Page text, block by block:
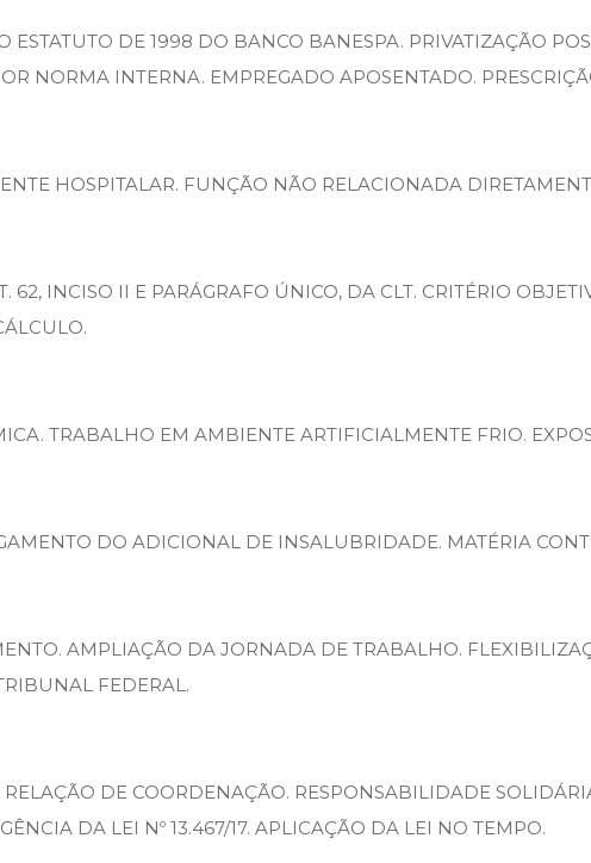
ESTATUTO DE 1998 DO BANCO BANESPA. PRIVATIZAÇÃO
NORMA INTERNA. EMPREGADO APOSENTADO.
HOSPITALAR. FUNÇÃO NÃO RELACIONADA
62, INCISO II E PARÁGRAFO ÚNICO, DA CLT. CRITÉRIO
TRABALHO EM AMBIENTE ARTIFICIALMENTE FRIO.
DO ADICIONAL DE INSALUBRIDADE. MATÉRIA
AMPLIAÇÃO DA JORNADA DE TRABALHO.
FEDERAL.
DE COORDENAÇÃO. RESPONSABILIDADE
DA LEI Nº 13.467/17. APLICAÇÃO DA LEI NO TEMPO.